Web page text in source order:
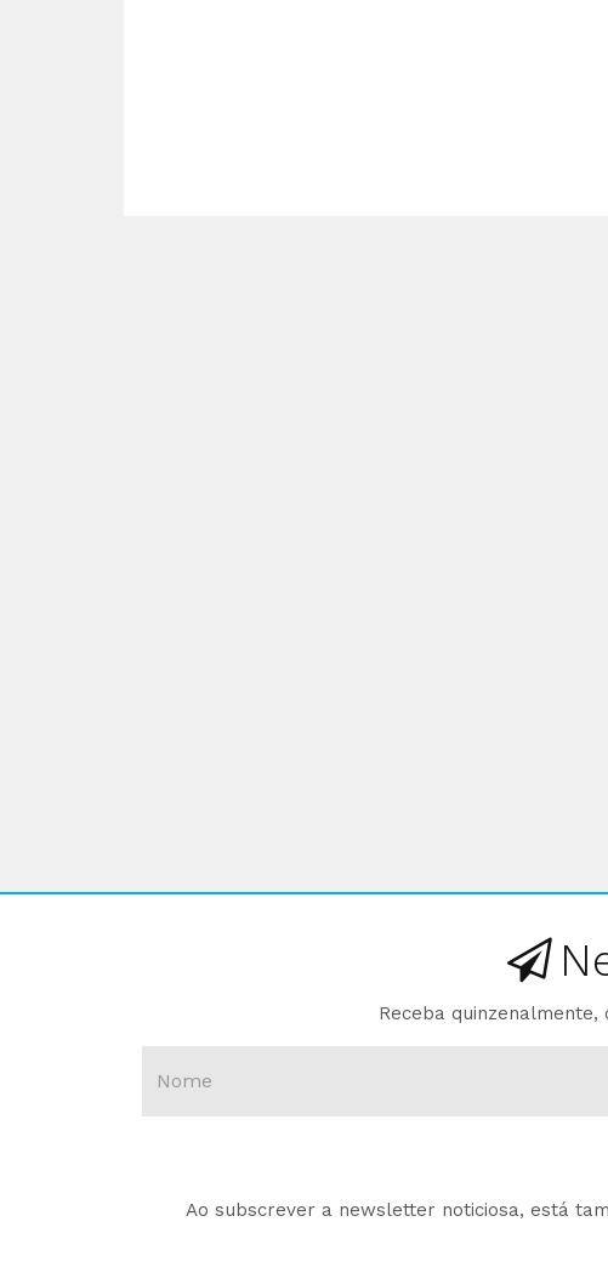
Receba
Ao subscrever a newsletter noticiosa, está